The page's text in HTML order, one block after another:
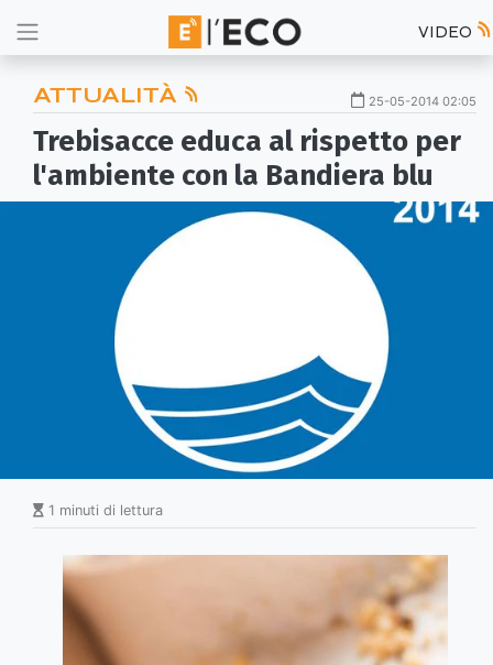
VIDEO
ATTUALITÀ 25-05-2014 02:05
Trebisacce educa al rispetto per
l'ambiente con la Bandiera blu
1 minuti di lettura